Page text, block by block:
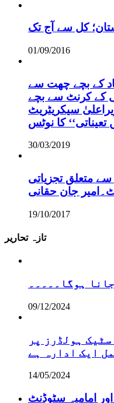
کل سے آج تک
01/09/2016
کے بچے چھت سے
کے کرنٹ سے بچے
سیکریٹریٹ
تعیناتی‘‘ کا نوٹس
30/03/2019
متعلق تجزیاتی
جان حقانی
19/10/2017
تازہ تحاریر
ہوگا۔۔۔۔۔
09/12/2024
ہولڈرز پر
ایک ادارہ ہے
14/05/2024
امامیہ سٹوڈنٹ